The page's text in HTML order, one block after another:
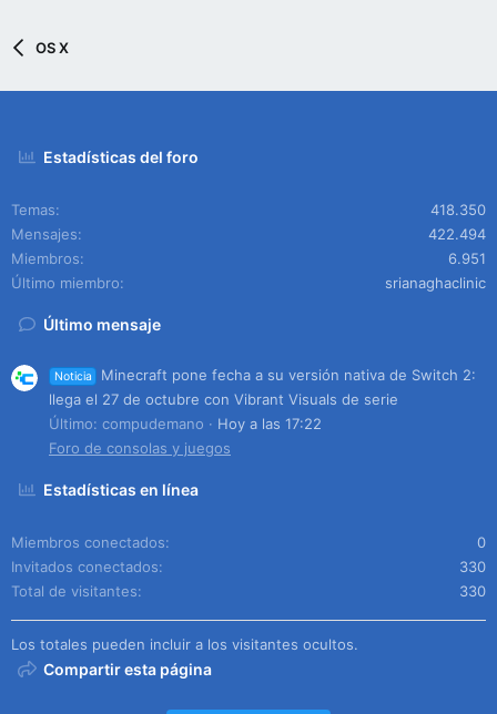
OS X
Estadísticas del foro
Temas
418.350
Mensajes
422.494
Miembros
6.951
Último miembro
srianaghaclinic
Último mensaje
Noticia
Minecraft pone fecha a su versión nativa de Switch 2:
llega el 27 de octubre con Vibrant Visuals de serie
Último: compudemano
Hoy a las 17:22
Foro de consolas y juegos
Estadísticas en línea
Miembros conectados
0
Invitados conectados
330
Total de visitantes
330
Los totales pueden incluir a los visitantes ocultos.
Compartir esta página